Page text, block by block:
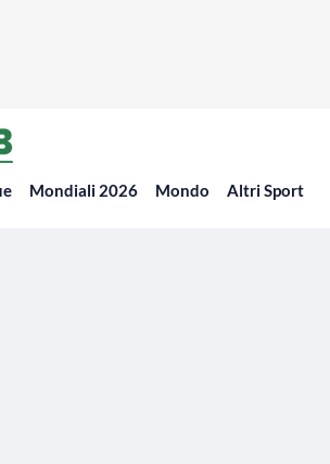
Mondiali 2026 Mondo Altri Sport